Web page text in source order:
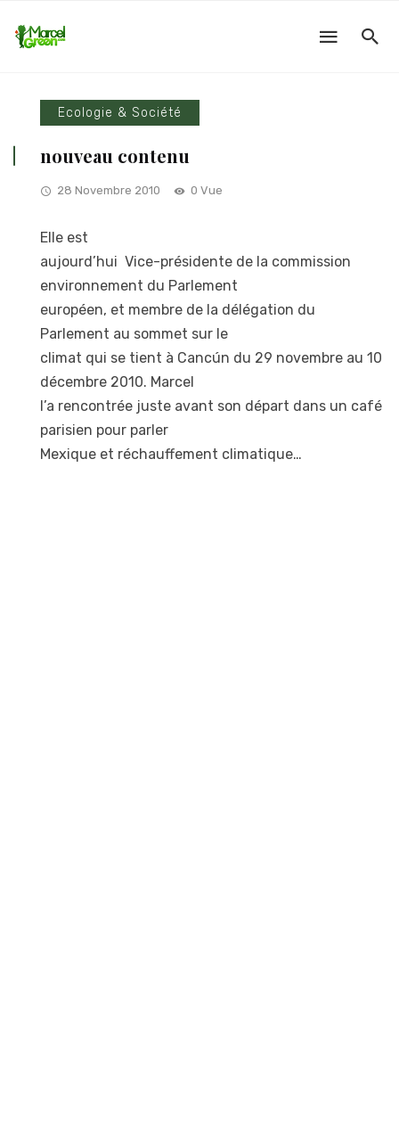
Ecologie & Société
nouveau contenu
28 Novembre 2010 0 Vue
Elle est
aujourd’hui Vice-présidente de la commission
environnement du Parlement
européen, et membre de la délégation du
Parlement au sommet sur le
climat qui se tient à Cancún du 29 novembre au 10
décembre 2010. Marcel
l’a rencontrée juste avant son départ dans un café
parisien pour parler
Mexique et réchauffement climatique…